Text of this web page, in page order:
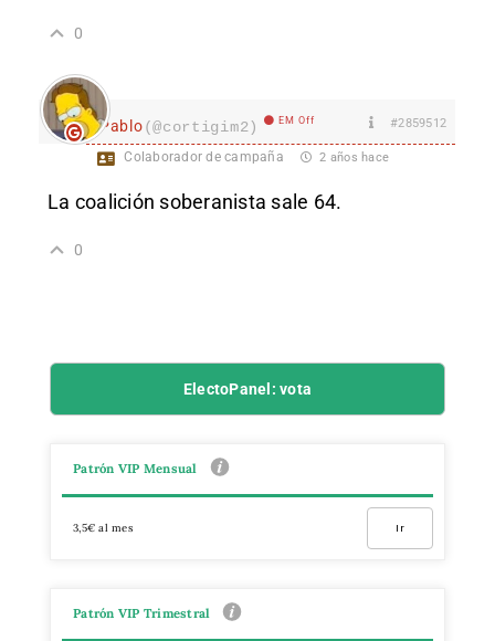
0
Pablo(@cortigim2) EM Off #2859512
Colaborador de campaña 2 años hace
La coalición soberanista sale 64.
0
ElectoPanel: vota
Patrón VIP Mensual
3,5€ al mes Ir
Patrón VIP Trimestral